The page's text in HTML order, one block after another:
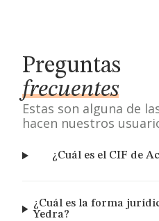
Preguntas
frecuentes
Estas son alguna de
hacen nuestros
¿Cuál es el CIF de
¿Cuál es la forma
Yedra?